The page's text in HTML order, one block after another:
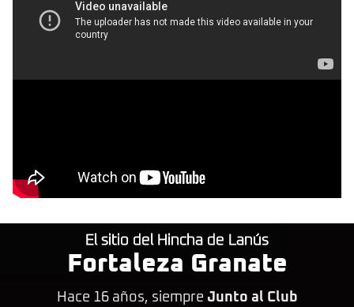
El sitio del Hincha de Lanús
Fortaleza Granate
Hace 16 años, siempre Junto al Club